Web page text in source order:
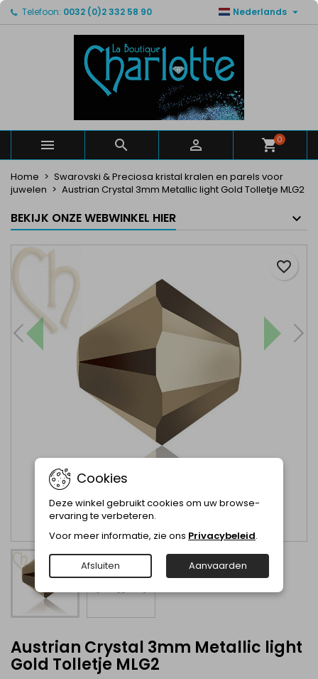
Telefoon: 0032 (0)2 332 58 90 Nederlands 
   0
Home
Swarovski & Preciosa kristal kralen en parels voor
juwelen
Austrian Crystal 3mm Metallic light Gold Tolletje MLG2
BEKIJK ONZE WEBWINKEL HIER
Austrian Crystal 3mm Metallic light
Gold Tolletje MLG2
favorite_border
Mijn verlanglijsten ×
Maak een lijst
Maak een verlanglijst ×
Verlanglijst naam
Annuleren Maak een verlanglijst
Inloggen ×
U moet ingelogd zijn om producten in uw verlanglijst
Annuleren Inloggen
Cookies
Deze winkel gebruikt cookies om uw browse-
ervaring te verbeteren.
Voor meer informatie, zie ons Privacybeleid.
Afsluiten Aanvaarden